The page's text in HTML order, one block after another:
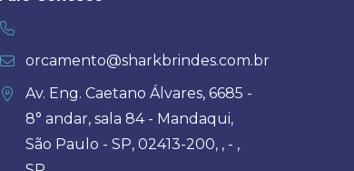
orcamento@sharkbrindes.com.br
Av. Eng. Caetano Álvares, 6685 -
8° andar, sala 84 - Mandaqui,
São Paulo - SP, 02413-200, , - ,